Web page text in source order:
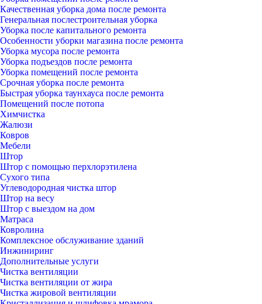
Качественная уборка дома после ремонта
Генеральная послестроительная уборка
Уборка после капитального ремонта
Особенности уборки магазина после ремонта
Уборка мусора после ремонта
Уборка подъездов после ремонта
Уборка помещений после ремонта
Срочная уборка после ремонта
Быстрая уборка таунхауса после ремонта
Помещений после потопа
Химчистка
Жалюзи
Ковров
Мебели
Штор
Штор с помощью перхлорэтилена
Сухого типа
Углеводородная чистка штор
Штор на весу
Штор с выездом на дом
Матраса
Ковролина
Комплексное обслуживание зданий
Инжиниринг
Дополнительные услуги
Чистка вентиляции
Чистка вентиляции от жира
Чистка жировой вентиляции